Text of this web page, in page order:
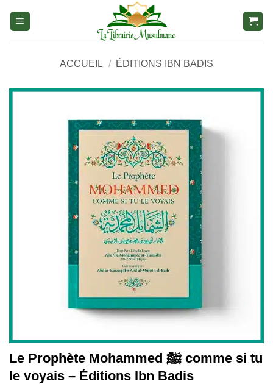
ACCUEIL / ÉDITIONS IBN BADIS
Le Prophète Mohammed ﷺ comme si tu
le voyais – Éditions Ibn Badis